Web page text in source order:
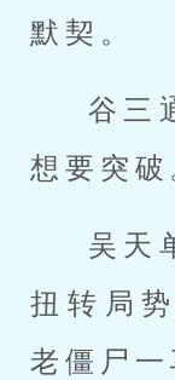
默契。
谷三
想要突破
吴天
扭转局
老僵尸一